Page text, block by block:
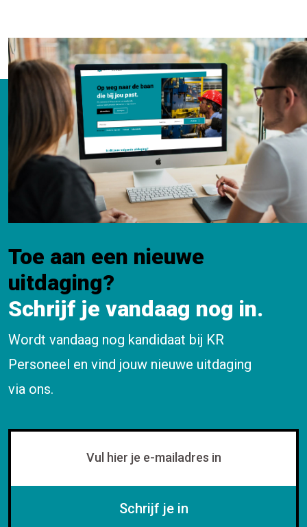
Toe aan een nieuwe
uitdaging?
Schrijf je vandaag nog in.
Wordt vandaag nog kandidaat bij KR
Personeel en vind jouw nieuwe uitdaging
via ons.
Schrijf je in